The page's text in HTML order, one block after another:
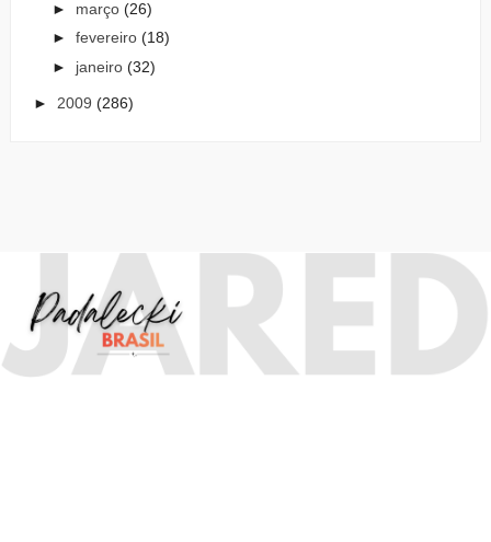
► março (26)
► fevereiro (18)
► janeiro (32)
► 2009 (286)